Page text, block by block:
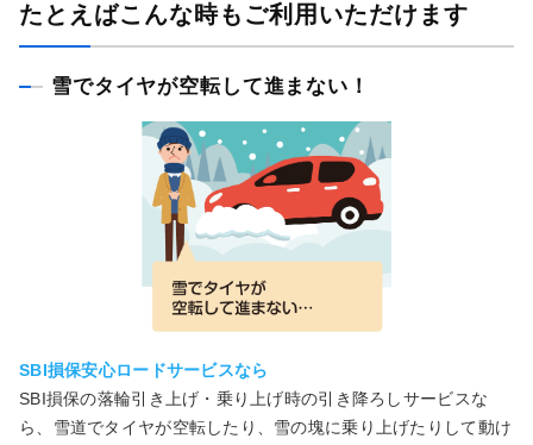
たとえばこんな時もご利用いただけます
雪でタイヤが空転して進まない！
SBI損保安心ロードサービスなら
SBI損保の落輪引き上げ・乗り上げ時の引き降ろしサービスな
ら、雪道でタイヤが空転したり、雪の塊に乗り上げたりして動け